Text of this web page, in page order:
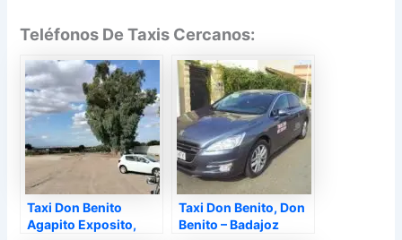
Teléfonos De Taxis Cercanos:
Taxi Don Benito
Agapito Exposito,
Taxi Don Benito, Don
Benito – Badajoz